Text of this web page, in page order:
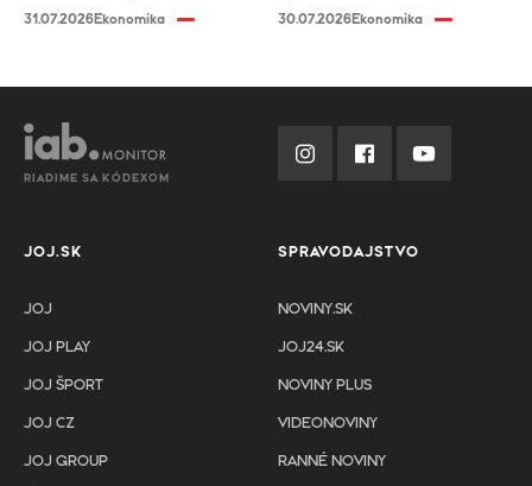
31.07.2026Ekonomika 30.07.2026Ekonomika
RIADIME SA KÓDEXOM
JOJ.SK
JOJ
JOJ PLAY
JOJ ŠPORT
JOJ CZ
JOJ GROUP
SPRAVODAJSTVO
NOVINY.SK
JOJ24.SK
NOVINY PLUS
VIDEONOVINY
RANNÉ NOVINY